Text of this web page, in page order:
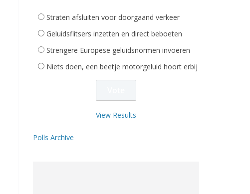
Straten afsluiten voor doorgaand verkeer
Geluidsflitsers inzetten en direct beboeten
Strengere Europese geluidsnormen invoeren
Niets doen, een beetje motorgeluid hoort erbij
View Results
Polls Archive